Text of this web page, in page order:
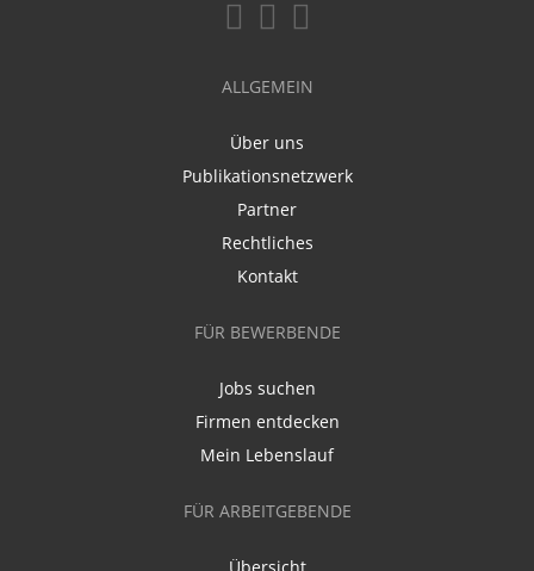
ALLGEMEIN
Über uns
Publikationsnetzwerk
Partner
Rechtliches
Kontakt
FÜR BEWERBENDE
Jobs suchen
Firmen entdecken
Mein Lebenslauf
FÜR ARBEITGEBENDE